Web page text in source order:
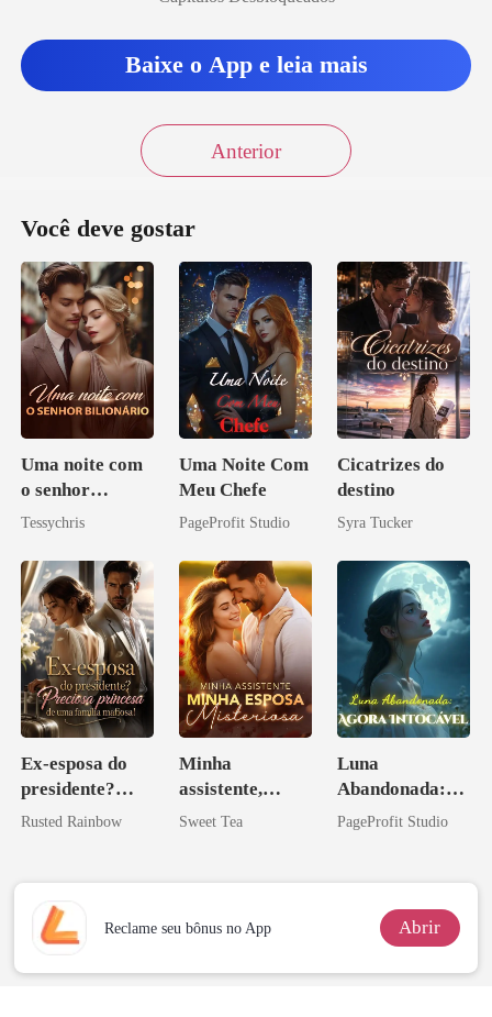
Baixe o App e leia mais
Anterior
Você deve gostar
Uma noite com
o senhor
Bilionário
Tessychris
Uma Noite Com
Meu Chefe
PageProfit Studio
Cicatrizes do
destino
Syra Tucker
Ex-esposa do
presidente?
Preciosa
mafiosa!
Rusted Rainbow
Minha
assistente,
minha esposa
Sweet Tea
Luna
Abandonada:
Agora Intocável
PageProfit Studio
Reclame seu bônus no App Abrir